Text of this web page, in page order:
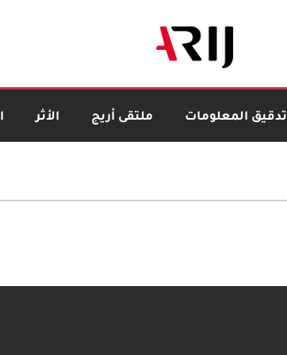
تدقيق المعلومات ملتقى أريج الأثر